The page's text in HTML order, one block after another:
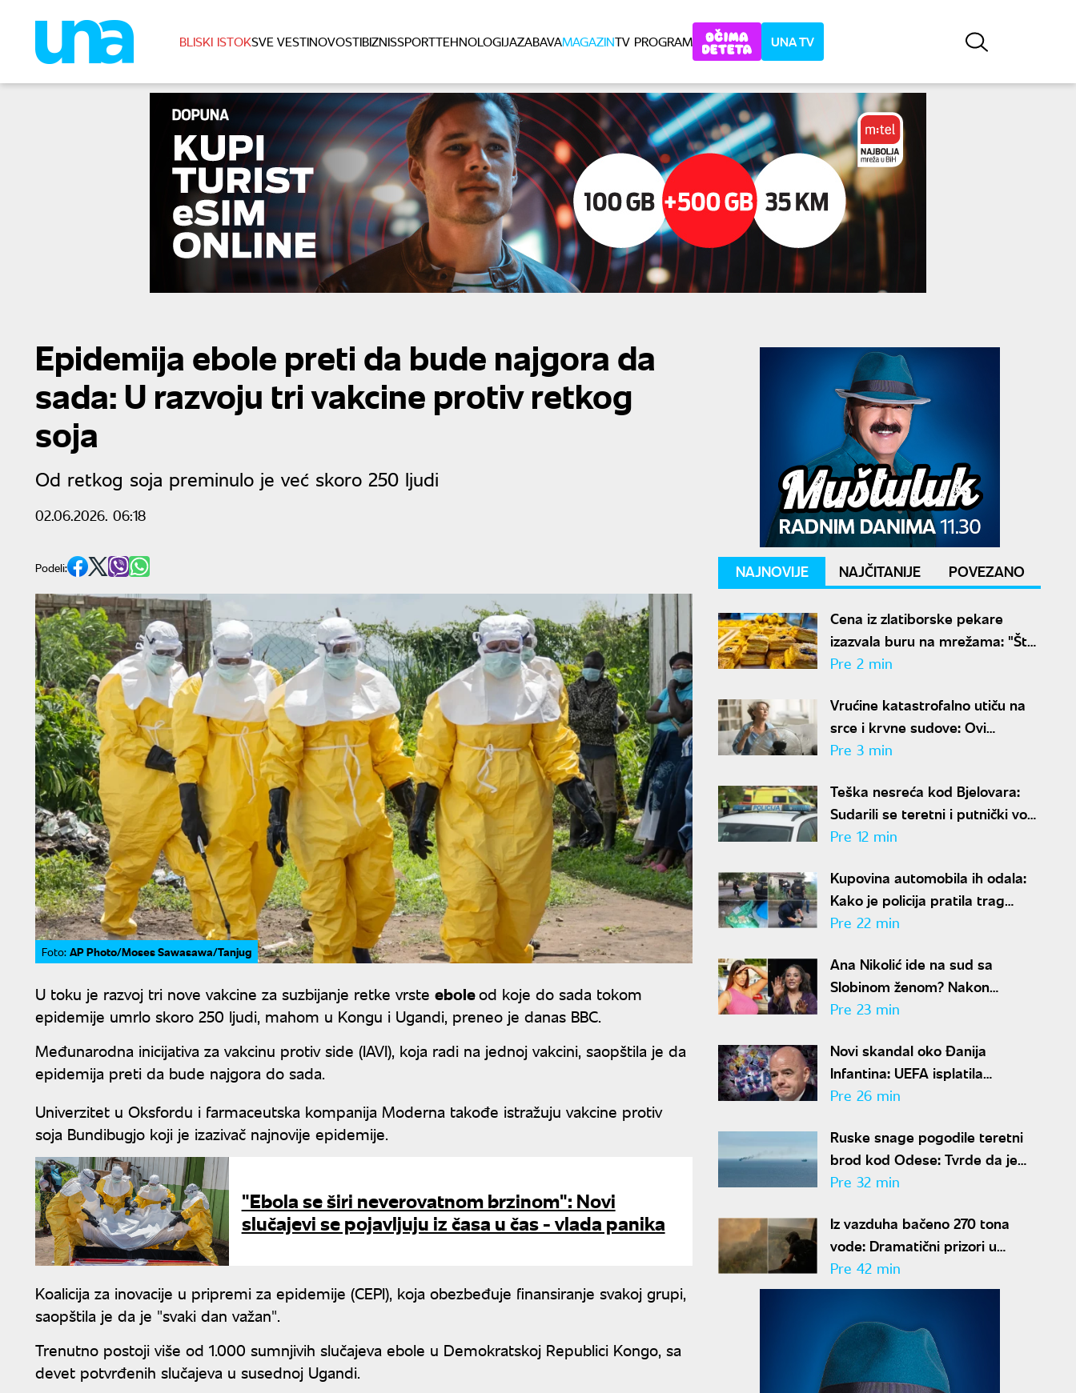
BLISKI ISTOKSVE VESTINOVOSTIBIZNISSPORTTEHNOLOGIJAZABAVAMAGAZINTV PROGRAM UNA TV
Epidemija ebole preti da bude najgora da
sada: U razvoju tri vakcine protiv retkog
soja
Od retkog soja preminulo je već skoro 250 ljudi
02.06.2026. 06:18
Podeli:
Foto: AP Photo/Moses Sawasawa/Tanjug
U toku je razvoj tri nove vakcine za suzbijanje retke vrste eboleod koje do sada tokom
epidemije umrlo skoro 250 ljudi, mahom u Kongu i Ugandi, preneo je danas BBC.
Međunarodna inicijativa za vakcinu protiv side (IAVI), koja radi na jednoj vakcini, saopštila je da
epidemija preti da bude najgora do sada.
Univerzitet u Oksfordu i farmaceutska kompanija Moderna takođe istražuju vakcine protiv
soja Bundibugjo koji je izazivač najnovije epidemije.
"Ebola se širi neverovatnom brzinom": Novi
slučajevi se pojavljuju iz časa u čas - vlada panika
Koalicija za inovacije u pripremi za epidemije (CEPI), koja obezbeđuje finansiranje svakoj grupi,
saopštila je da je "svaki dan važan".
Trenutno postoji više od 1.000 sumnjivih slučajeva ebole u Demokratskoj Republici Kongo, sa
devet potvrđenih slučajeva u susednoj Ugandi.
NAJNOVIJE NAJČITANIJE POVEZANO
Cena iz zlatiborske pekare
izazvala buru na mrežama: "Šta
zna čovek šta je 300 grama
Pre 2 min
Vrućine katastrofalno utiču na
srce i krvne sudove: Ovi
simptomi su alarm za hitnu
Pre 3 min
Teška nesreća kod Bjelovara:
Sudarili se teretni i putnički voz,
ima povređenih
Pre 12 min
Kupovina automobila ih odala:
Kako je policija pratila trag
novca posle ubistva piljara (73)
Pre 22 min
Ana Nikolić ide na sud sa
Slobinom ženom? Nakon
gnusnog vređanja, oglasio se
Pre 23 min
Novi skandal oko Đanija
Infantina: UEFA isplatila
šestocifrenu sumu njegovoj
Pre 26 min
Ruske snage pogodile teretni
brod kod Odese: Tvrde da je
prevozio oružje i opremu za
Pre 32 min
Iz vazduha bačeno 270 tona
vode: Dramatični prizori u
Deliblatskoj peščari, MUP
objavio snimke borbe sa
Pre 42 min